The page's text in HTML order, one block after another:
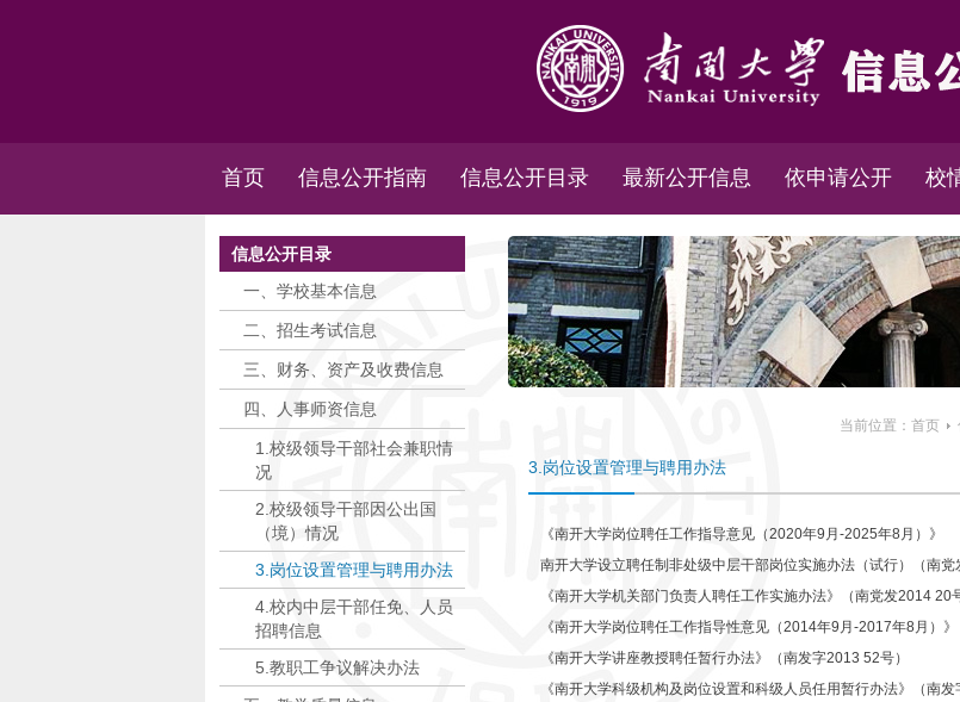
首页 信息公开指南 信息公开目录 最新公开信息 依申请公开 校
信息公开目录
一、学校基本信息
二、招生考试信息
三、财务、资产及收费信息
四、人事师资信息
1.校级领导干部社会兼职情
况
2.校级领导干部因公出国
（境）情况
3.岗位设置管理与聘用办法
4.校内中层干部任免、人员
招聘信息
5.教职工争议解决办法
当前位置： 首页
3.岗位设置管理与聘用办法
《南开大学岗位聘任工作指导意见（2020年9月-2025年8月）》
南开大学设立聘任制非处级中层干部岗位实施办法（试行）（南党
《南开大学机关部门负责人聘任工作实施办法》（南党发2014 20
《南开大学岗位聘任工作指导性意见（2014年9月-2017年8月）》
《南开大学讲座教授聘任暂行办法》（南发字2013 52号）
《南开大学科级机构及岗位设置和科级人员任用暂行办法》（南发